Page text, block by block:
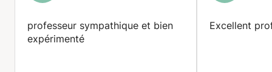
professeur sympathique et bien
expérimenté
Excellent